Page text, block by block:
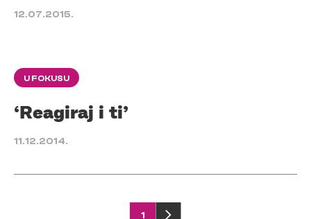
12.07.2015.
U FOKUSU
‘Reagiraj i ti’
11.12.2014.
1